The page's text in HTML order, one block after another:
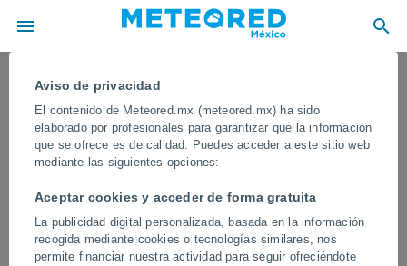
Aviso de privacidad
El contenido de Meteored.mx (meteored.mx) ha sido
elaborado por profesionales para garantizar que la información
que se ofrece es de calidad. Puedes acceder a este sitio web
mediante las siguientes opciones:
Aceptar cookies y acceder de forma gratuita
La publicidad digital personalizada, basada en la información
recogida mediante cookies o tecnologías similares, nos
permite financiar nuestra actividad para seguir ofreciéndote